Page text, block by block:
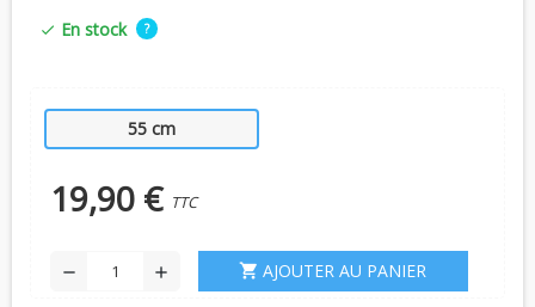
check En stock ?
55 cm
19,90 € TTC
remove add shopping_cart AJOUTER AU PANIER